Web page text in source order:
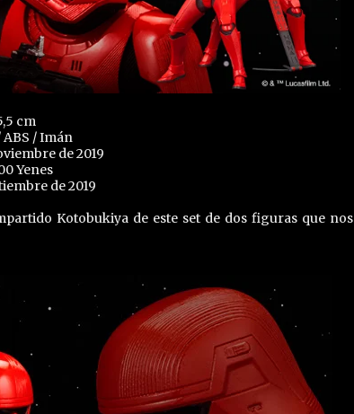
cm
ABS / Imán
de 2019
Yenes
de 2019
Kotobukiya de este set de dos figuras que nos